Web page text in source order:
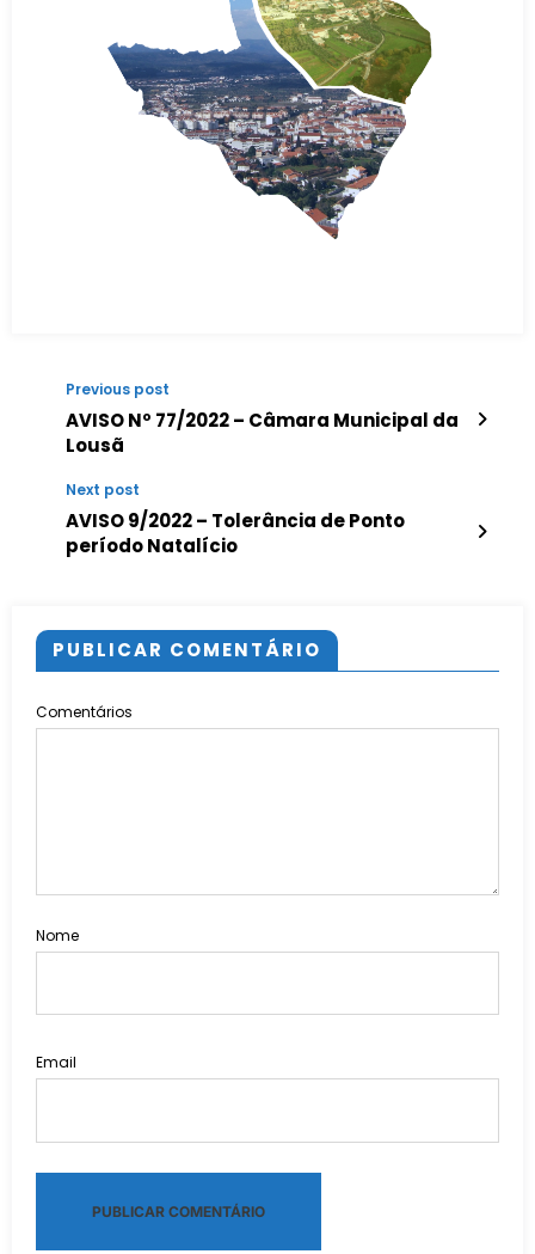
Previous post
AVISO Nº 77/2022 – Câmara Municipal da
Lousã
Next post
AVISO 9/2022 – Tolerância de Ponto
período Natalício
PUBLICAR COMENTÁRIO
Comentários
Nome
Email